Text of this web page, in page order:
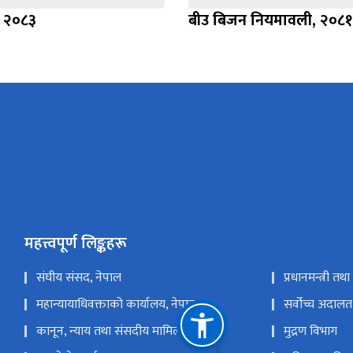
बीउ बिजन नियमावली, २०८१
महत्त्वपूर्ण लिङ्कहरू
संघीय संसद, नेपाल
प्रधानमन्त्री
महान्यायाधिवक्ताको कार्यालय, नेपाल
सर्वोच्च अदालत
कानून, न्याय तथा संसदीय मामिला मन्त्रालय
मुद्रण विभाग